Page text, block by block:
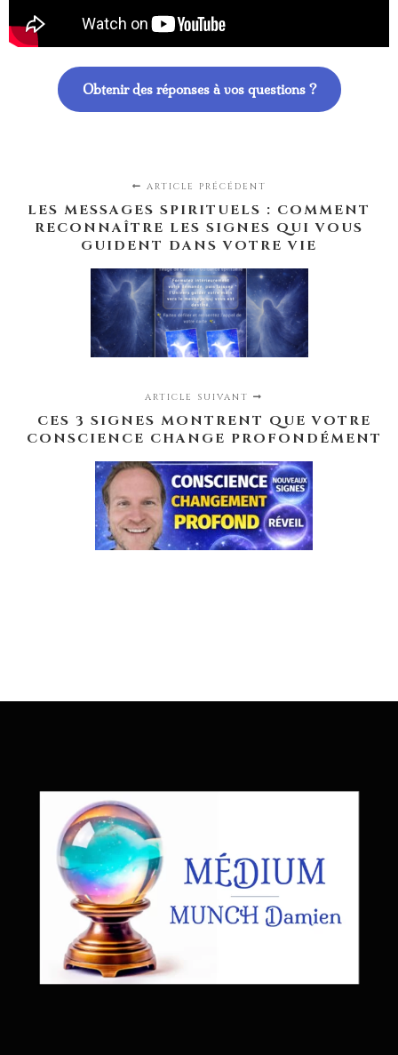
Obtenir des réponses à vos questions ?
ARTICLE PRÉCÉDENT
LES MESSAGES SPIRITUELS : COMMENT
RECONNAÎTRE LES SIGNES QUI VOUS
GUIDENT DANS VOTRE VIE
ARTICLE SUIVANT
CES 3 SIGNES MONTRENT QUE VOTRE
CONSCIENCE CHANGE PROFONDÉMENT